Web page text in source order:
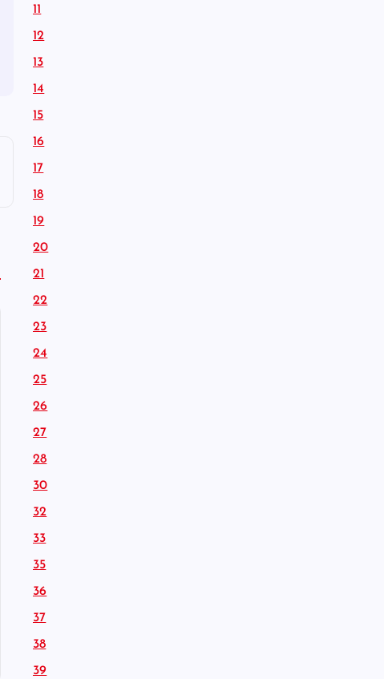
11
12
13
14
15
16
17
18
19
20
21
22
23
24
25
26
27
28
30
32
33
35
36
37
38
39